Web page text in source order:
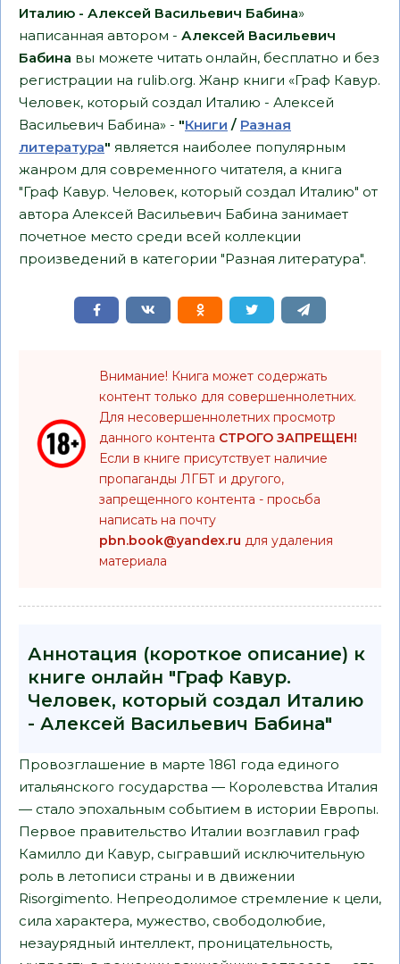
Италию - Алексей Васильевич Бабина»
написанная автором - Алексей Васильевич
Бабина вы можете читать онлайн, бесплатно и без
регистрации на rulib.org. Жанр книги «Граф Кавур.
Человек, который создал Италию - Алексей
Васильевич Бабина» - "Книги / Разная
литература" является наиболее популярным
жанром для современного читателя, а книга
"Граф Кавур. Человек, который создал Италию" от
автора Алексей Васильевич Бабина занимает
почетное место среди всей коллекции
произведений в категории "Разная литература".
Внимание! Книга может содержать
контент только для совершеннолетних.
Для несовершеннолетних просмотр
данного контента СТРОГО ЗАПРЕЩЕН!
Если в книге присутствует наличие
пропаганды ЛГБТ и другого,
запрещенного контента - просьба
написать на почту
pbn.book@yandex.ru для удаления
материала
Аннотация (короткое описание) к
книге онлайн "Граф Кавур.
Человек, который создал Италию
- Алексей Васильевич Бабина"
Провозглашение в марте 1861 года единого
итальянского государства — Королевства Италия
— стало эпохальным событием в истории Европы.
Первое правительство Италии возглавил граф
Камилло ди Кавур, сыгравший исключительную
роль в летописи страны и в движении
Risorgimento. Непреодолимое стремление к цели,
сила характера, мужество, свободолюбие,
незаурядный интеллект, проницательность,